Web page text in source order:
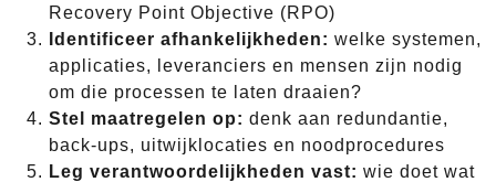
Recovery Point Objective (RPO)
Identificeer afhankelijkheden: welke systemen,
applicaties, leveranciers en mensen zijn nodig
om die processen te laten draaien?
Stel maatregelen op: denk aan redundantie,
back-ups, uitwijklocaties en noodprocedures
Leg verantwoordelijkheden vast: wie doet wat